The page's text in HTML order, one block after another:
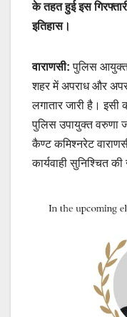
के तहत हुई इस
इतिहास।
वाराणसी: पुलिस आयुक्त
शहर में अपराध और
लगातार जारी है।
पुलिस उपायुक्त वरुणा
कैण्ट कमिश्नरेट
कार्यवाही सुनिश्चित की